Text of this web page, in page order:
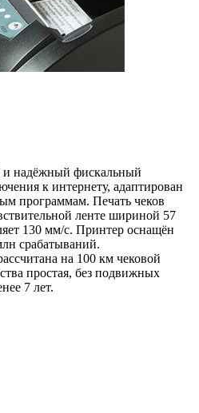
надёжный фискальный
к интернету, адаптирован
программам. Печать чеков
ленте шириной 57
130 мм/с. Принтер оснащён
срабатываний.
на 100 км чековой
простая, без подвижных
7 лет.